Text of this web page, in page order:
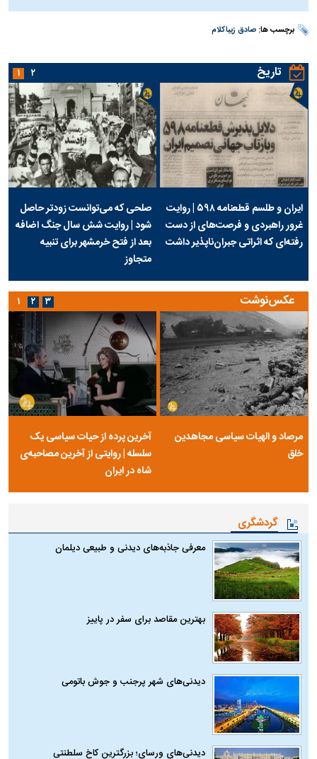
برچسب ها:صادق زیباکلام
تاریخ
ایران و طلسم قطعنامه ۵۹۸ | روایت
غرور راهبردی و فرصت‌های از دست
رفته‌ای که اثراتی جبران‌ناپذیر داشت
صلحی که می‌توانست زودتر حاصل
شود | روایت شش سال جنگ اضافه
بعد از فتح خرمشهر برای تنبیه
متجاوز
۱ ۲
عکس‌نوشت
مرصاد و الهیات سیاسی مجاهدین
خلق
آخرین پرده از حیات سیاسی یک
سلسله | روایتی از آخرین مصاحبه‌ی
شاه در ایران
۱ ۲ ۳
گردشگری
معرفی جاذبه‌های دیدنی و طبیعی دیلمان
بهترین مقاصد برای سفر در پاییز
دیدنی‌های شهر پرجنب و جوش باتومی
دیدنی‌های ورسای؛ بزرگترین کاخ سلطنتی